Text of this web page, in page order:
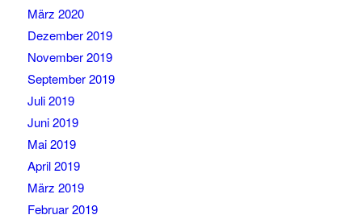
März 2020
Dezember 2019
November 2019
September 2019
Juli 2019
Juni 2019
Mai 2019
April 2019
März 2019
Februar 2019